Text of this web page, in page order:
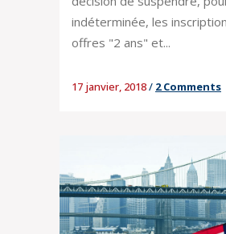
indéterminée, les
offres "2 ans" et...
17 janvier, 2018/ 2 Comments